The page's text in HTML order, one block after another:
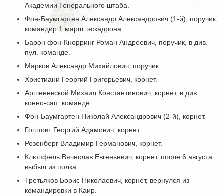
Академии Генерального штаба.
Фон-Баумгартен Александр Александрович (1-й), поручик,
командир 1 марш. эскадрона.
Барон фон-Кнорринг Роман Андреевич, поручик, в див.
пул. команде.
Марков Александр Михайлович, поручик.
Христиани Георгий Григорьевич, корнет.
Аршеневской Михаил Константинович, корнет, в див.
конно-сап. команде.
Фон-Баумгартен Николай Александрович (2-й), корнет.
Гоштовт Георгий Адамович, корнет.
Розенберг Владимир Германович, корнет.
Клюпфель Вячеслав Евгеньевич, корнет, после 6 августа
выбыл из полка.
Третьяков Борис Николаевич, корнет, вернулся из
командировки в Каир.